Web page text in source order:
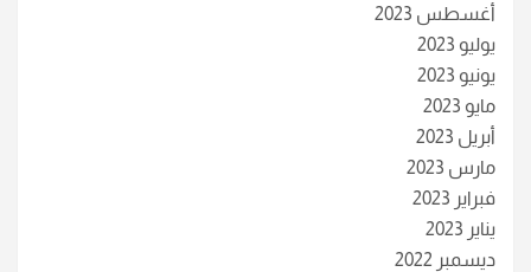
أغسطس 2023
يوليو 2023
يونيو 2023
مايو 2023
أبريل 2023
مارس 2023
فبراير 2023
يناير 2023
ديسمبر 2022